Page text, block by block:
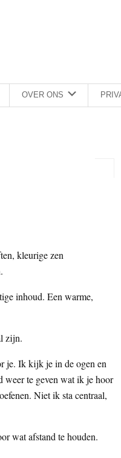
OVER ONS
kleurige zen
inhoud. Een warme,
zijn.
je. Ik kijk je in de ogen en
weer te geven wat ik je hoor
Niet ik sta centraal,
wat afstand te houden.